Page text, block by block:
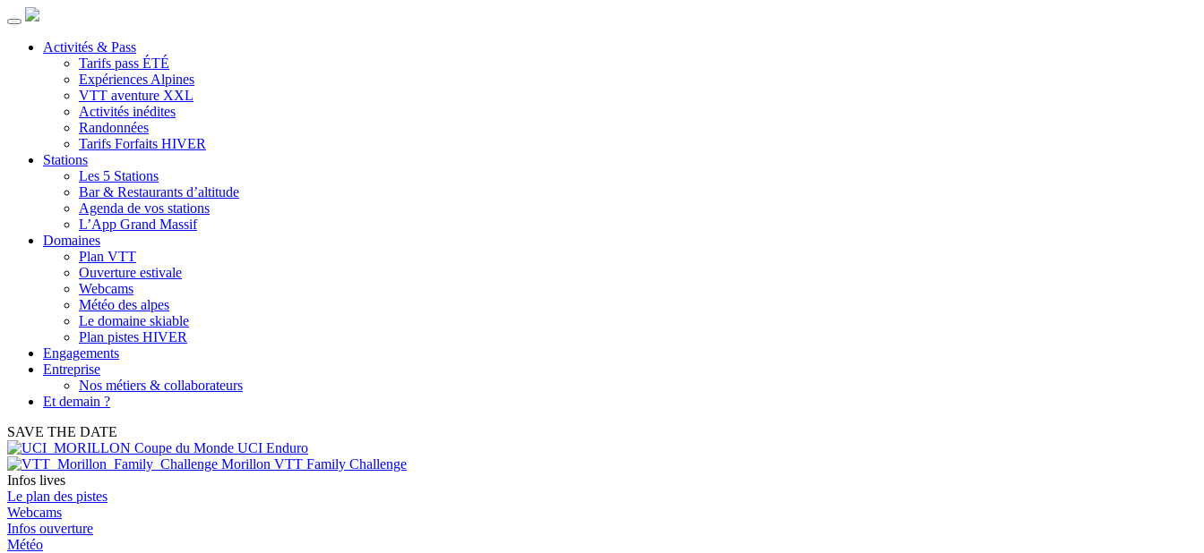
Activités & Pass
Tarifs pass ÉTÉ
Expériences Alpines
VTT aventure XXL
Activités inédites
Randonnées
Tarifs Forfaits HIVER
Stations
Les 5 Stations
Bar & Restaurants d’altitude
Agenda de vos stations
L’App Grand Massif
Domaines
Plan VTT
Ouverture estivale
Webcams
Météo des alpes
Le domaine skiable
Plan pistes HIVER
Engagements
Entreprise
Nos métiers & collaborateurs
Et demain ?
SAVE THE DATE
Coupe du Monde UCI Enduro
Morillon VTT Family Challenge
Infos lives
Le plan des pistes
Webcams
Infos ouverture
Météo